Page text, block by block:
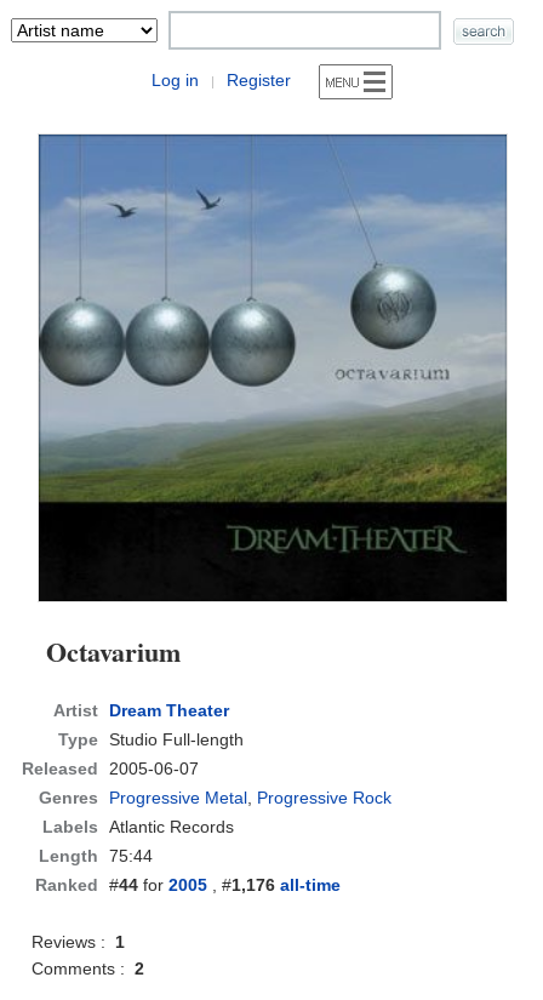
Log in | Register
Octavarium
Artist
Dream Theater
Type Studio Full-length
Released
2005-06-07
Genres
Progressive Metal, Progressive Rock
Labels
Atlantic Records
Length
75:44
Ranked
#44 for2005 , #1,176 all-time
Reviews :1
Comments :2